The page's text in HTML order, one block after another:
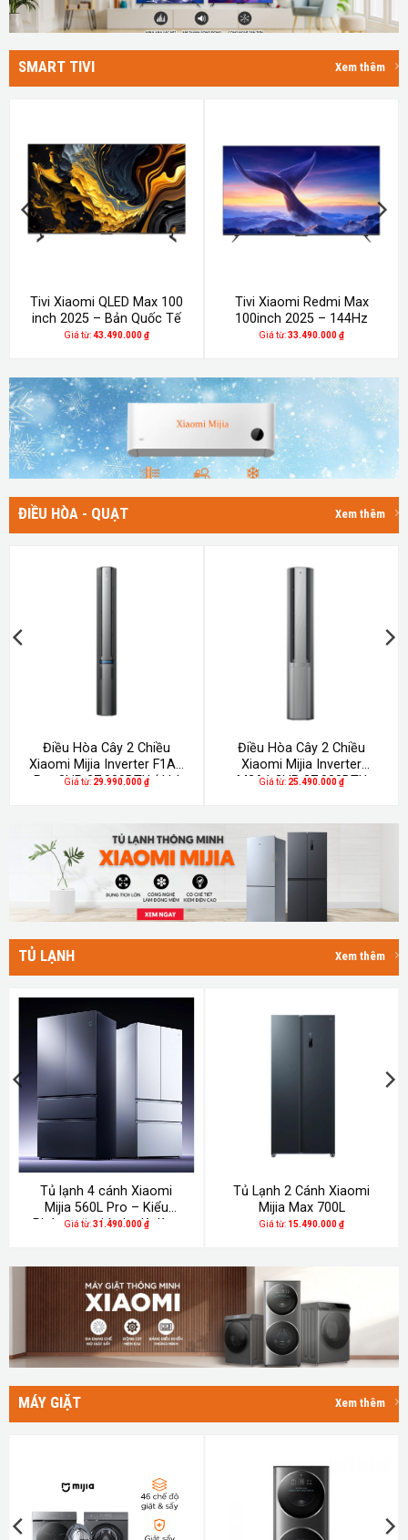
SMART TIVI Xem thêm
Tivi Xiaomi QLED Max 100
inch 2025 – Bản Quốc Tế
Giá từ:43.490.000₫
Tivi Xiaomi Redmi Max
100inch 2025 – 144Hz
Giá từ:33.490.000₫
ĐIỀU HÒA - QUẠT Xem thêm
Điều Hòa Cây 2 Chiều
Xiaomi Mijia Inverter F1A1
Pro 3HP 27.000BTU ( khí
Giá từ: 29.990.000₫
Điều Hòa Cây 2 Chiều
Xiaomi Mijia Inverter
M3A1 3HP 27.000BTU
Giá từ: 25.490.000₫
TỦ LẠNH Xem thêm
Tủ lạnh 4 cánh Xiaomi
Mijia 560L Pro – Kiểu
Pháp, mặt đá pha lê, làm
Giá từ:31.490.000₫
Tủ Lạnh 2 Cánh Xiaomi
Mijia Max 700L
Giá từ: 15.490.000₫
MÁY GIẶT Xem thêm